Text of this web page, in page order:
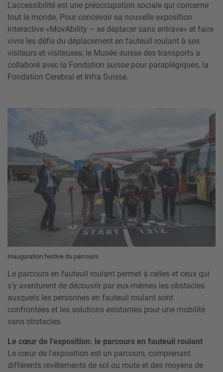
L'accessibilité est une préoccupation sociale qui concerne
tout le monde. Pour concevoir sa nouvelle exposition
interactive «MovAbility – se déplacer sans entrave» et faire
vivre les défis du déplacement en fauteuil roulant à ses
visiteurs et visiteuses, le Musée suisse des transports a
collaboré avec la Fondation suisse pour paraplégiques, la
Fondation Cerebral et Infra Suisse.
Inauguration festive du parcours
Le parcours en fauteuil roulant permet à celles et ceux qui
s'y aventurent de découvrir par eux-mêmes les obstacles
auxquels les personnes en fauteuil roulant sont
confrontées et les solutions existantes pour une mobilité
sans obstacles.
Le cœur de l'exposition: le parcours en fauteuil roulant
Le cœur de l'exposition est un parcours, comprenant
différents revêtements de sol ou route et des moyens de